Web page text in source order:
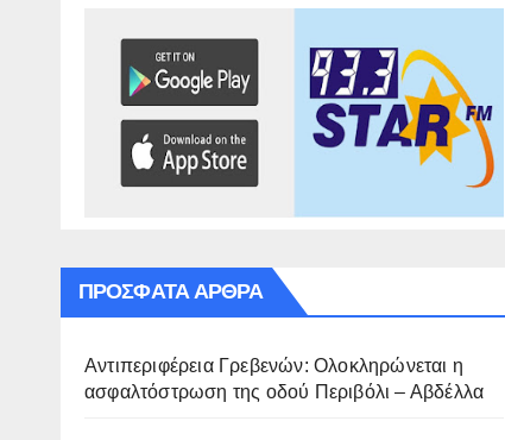
ΠΡΌΣΦΑΤΑ ΆΡΘΡΑ
Αντιπεριφέρεια Γρεβενών: Ολοκληρώνεται η
ασφαλτόστρωση της οδού Περιβόλι – Αβδέλλα